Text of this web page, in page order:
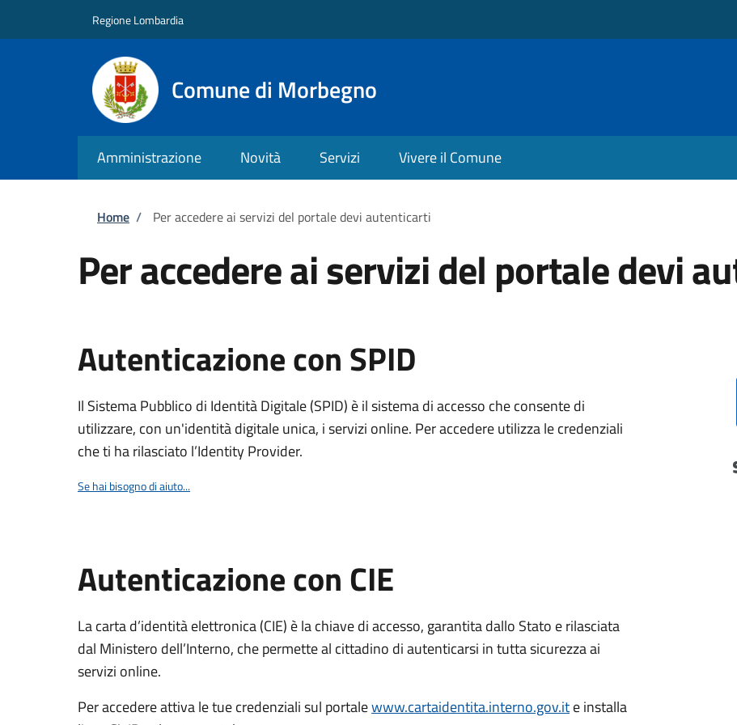
Regione Lombardia
Comune di Morbegno
Amministrazione Novità Servizi Vivere il Comune
Briciole di pane
Home / Per accedere ai servizi del portale devi autenticarti
Per accedere ai servizi del portale devi
Autenticazione con SPID
Il Sistema Pubblico di Identità Digitale (SPID) è il sistema di accesso che consente di
utilizzare, con un'identità digitale unica, i servizi online. Per accedere utilizza le credenziali
che ti ha rilasciato l’Identity Provider.
Se hai bisogno di aiuto...
Autenticazione con CIE
La carta d’identità elettronica (CIE) è la chiave di accesso, garantita dallo Stato e rilasciata
dal Ministero dell’Interno, che permette al cittadino di autenticarsi in tutta sicurezza ai
servizi online.
Per accedere attiva le tue credenziali sul portalewww.cartaidentita.interno.gov.ite installa